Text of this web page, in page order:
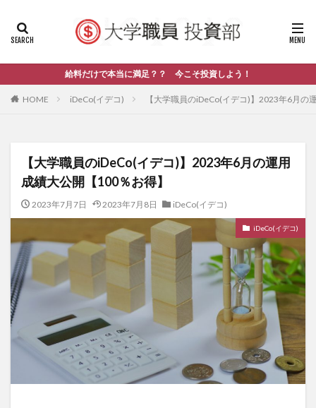
給料だけで本当に満足？？ 今こそ投資しよう！
HOME iDeCo(イデコ) 【大学職員のiDeCo(イデコ)】2023年6月の
【大学職員のiDeCo(イデコ)】2023年6月の運用
成績大公開【100％お得】
2023年7月7日 2023年7月8日 iDeCo(イデコ)
iDeCo(イデコ)